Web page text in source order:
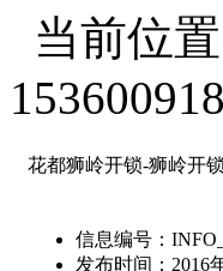
当前位置
花都狮岭开锁-狮岭开
信息编号：
发布时间： 2016